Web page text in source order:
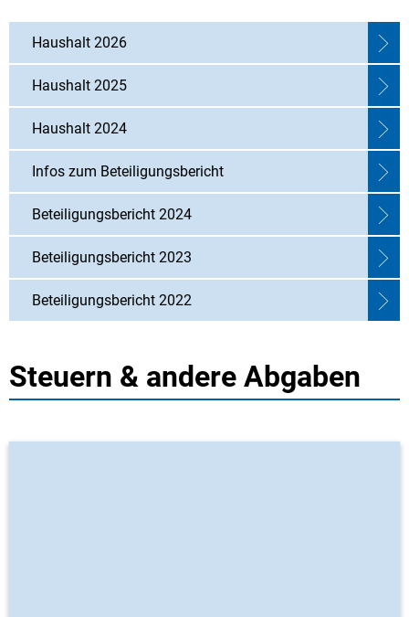
Haushalt 2026
Haushalt 2025
Haushalt 2024
Infos zum Beteiligungsbericht
Beteiligungsbericht 2024
Beteiligungsbericht 2023
Beteiligungsbericht 2022
Steuern & andere Abgaben